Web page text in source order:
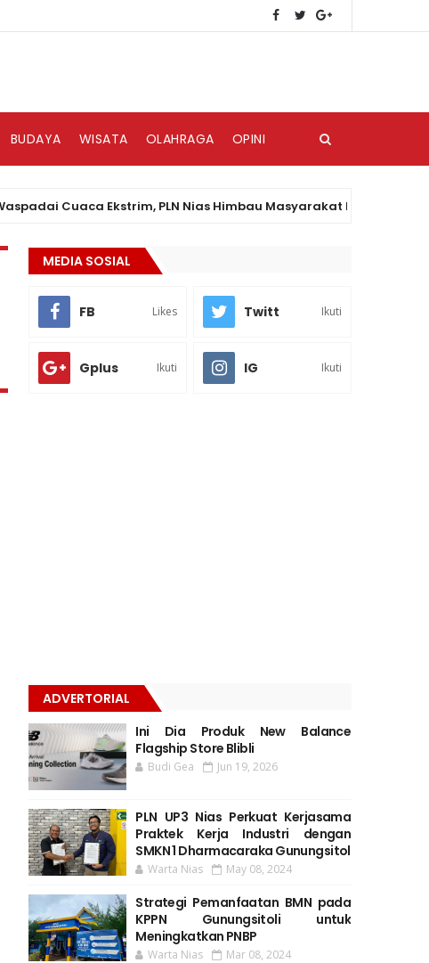
BUDAYA WISATA OLAHRAGA OPINI
Cuaca Ekstrim, PLN Nias Himbau Masyarakat Peduli
MEDIA SOSIAL
FB Likes Twitt Ikuti
Gplus Ikuti IG Ikuti
ADVERTORIAL
Ini Dia Produk New Balance
Flagship Store Blibli
Budi Gea Jun 19, 2026
PLN UP3 Nias Perkuat Kerjasama
Praktek Kerja Industri dengan
SMKN 1 Dharmacaraka Gunungsitol
Warta Nias May 08, 2024
Strategi Pemanfaatan BMN pada
KPPN Gunungsitoli untuk
Meningkatkan PNBP
Warta Nias Mar 08, 2024